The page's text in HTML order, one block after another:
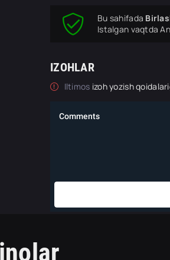
Bu sahifada
Istalgan vaqtda
IZOHLAR
Iltimos izoh yozish